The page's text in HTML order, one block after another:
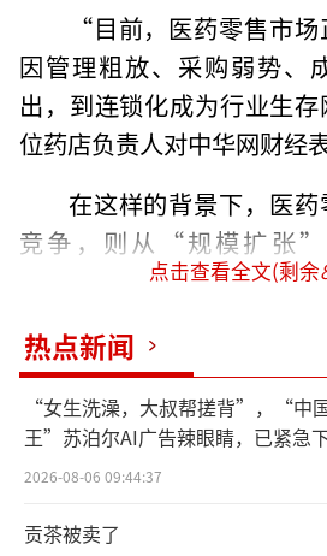
“目前，医药零售市
因管理粗放、采购弱势、
出，到连锁化成为行业生
位药店负责人对中华网财经表
在这样的背景下，医
竞争，则从“规模扩张
力”的真刀真枪较量。
德生堂集团董事长、111
表示，111医药馆通过“十
链路竞争力，为加盟商赋
些加盟商进入到中国医药领
洗牌加剧
点击查看全文(剩余
热点新闻
“女生洗澡，大叔帮搓背”，“中
王”苏泊尔AI广告辣眼睛，已紧急
2026-08-06 09:44:37
贡茶被卖了